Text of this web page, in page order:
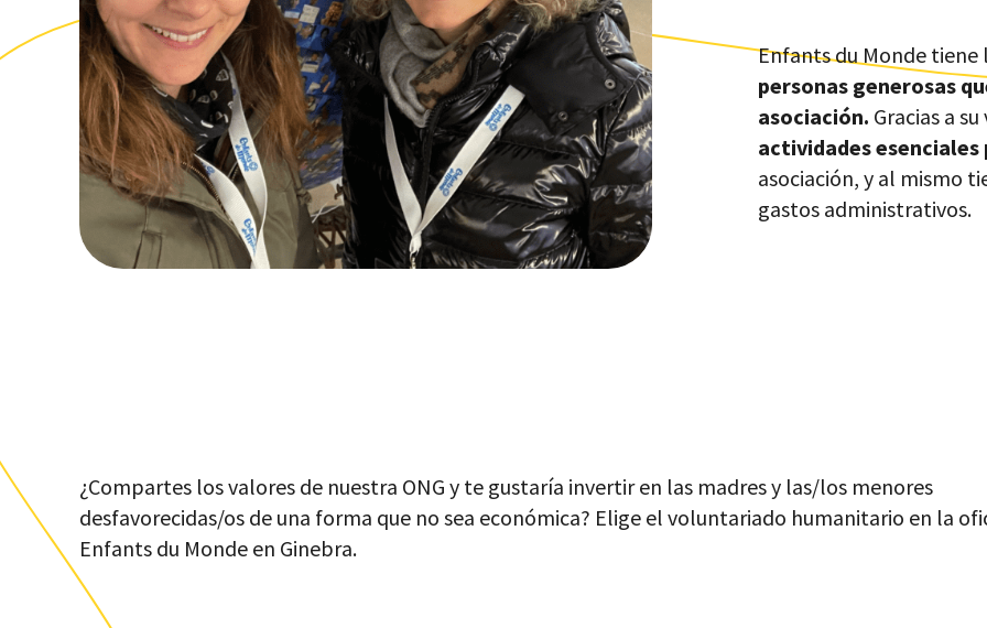
Enfants du Monde tiene
personas generosas
asociación. Gracias a
actividades
asociación, y al mismo
gastos administrativos.
¿Compartes los valores de nuestra ONG y te gustaría invertir en las madres y las/los menores
desfavorecidas/os de una forma que no sea económica? Elige el voluntariado humanitario en la
Enfants du Monde en Ginebra.